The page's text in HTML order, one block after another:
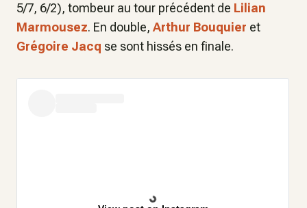
5/7, 6/2), tombeur au tour précédent de Lilian
Marmousez. En double, Arthur Bouquier et
Grégoire Jacq se sont hissés en finale.